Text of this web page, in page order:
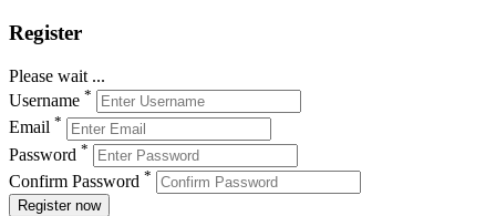
Register
Please wait ...
Username *
Email *
Password *
Confirm Password *
Register now